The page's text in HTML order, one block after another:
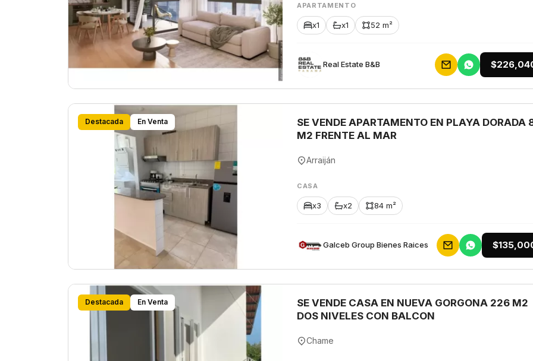
APARTAMENTO
x1 x1 52 m²
Rеаl Еstаtе В&В
Destacada En Venta
SE VENDE APARTAMENTO EN PLAYA DORADA
M2 FRENTE AL MAR
Arraiján
CASA
x3 x2 84 m²
Galceb Group Bienes Raices
Destacada En Venta
SE VENDE CASA EN NUEVA GORGONA 226 M2
DOS NIVELES CON BALCON
Chame